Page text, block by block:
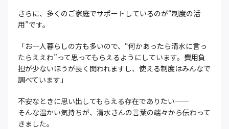
さらに、多くのご家庭でサポートしているのが“制度の活
用”です。
「お一人暮らしの方も多いので、“何かあったら清水に言っ
たらええわ”って思ってもらえるようにしています。費用負
担が少ないほうが長く関われますし、使える制度はみんなで
調べています」
不安なときに思い出してもらえる存在でありたい——
そんな温かい気持ちが、清水さんの言葉の端々から伝わって
きました。